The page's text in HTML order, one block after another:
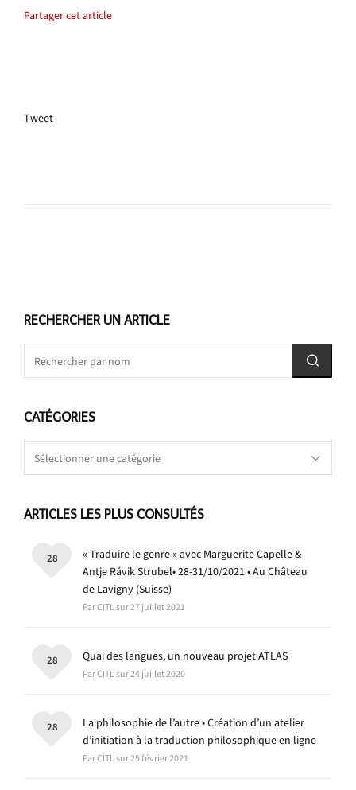
Partager cet article
Tweet
RECHERCHER UN ARTICLE
CATÉGORIES
ARTICLES LES PLUS CONSULTÉS
« Traduire le genre » avec Marguerite Capelle &
Antje Rávik Strubel• 28-31/10/2021 • Au Château
de Lavigny (Suisse)
Par CITL sur 27 juillet 2021
28
Quai des langues, un nouveau projet ATLAS
Par CITL sur 24 juillet 2020
28
La philosophie de l’autre • Création d’un atelier
d’initiation à la traduction philosophique en ligne
Par CITL sur 25 février 2021
28